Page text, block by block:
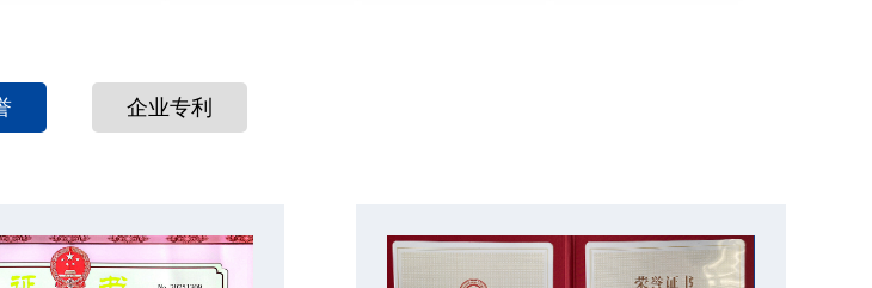
企业专利